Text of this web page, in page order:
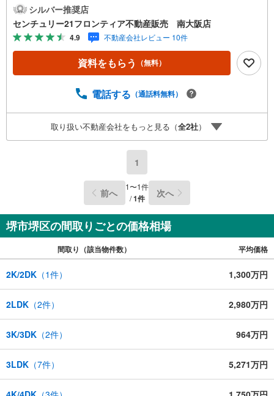
料理ができますね 特徴・コンビニ・スーパー徒歩圏内でお
買い物に便利です・お車駐車可能なスペースがございま
す・南西向き！陽当り良好です 立地・三宝小学校まで徒歩
約10分・月州中学校まで徒歩約11分 弊社が選ばれる理由 1.
お金の扱い方のプロ、ファイナンシャルプランナーが資金
計画をサポート！2.買い替えなどにも対応できる売却専門
低金利になるように審査が可能！4.物件のお引渡し後に必
ーがご提案！5.定期的にご連絡を繋ぎ、有事の際に迅速に
サポートいたします弊社は専門家同士が連携をとっている
ため、より多くの知見がございます。お気軽にお問合せく
シルバー推奨店
センチュリー21フロンティア不動産販売 南大阪店
4.9 不動産会社レビュー 10件
資料をもらう （無料）
電話する （通話料無料）
取り扱い不動産会社をもっと見る（全2社）
1
前へ 1〜1件
/1件 次へ
堺市堺区の間取りごとの価格相場
間取り（該当物件数） 平均価格
2K/2DK （1件） 1,300万円
2LDK （2件） 2,980万円
3K/3DK （2件） 964万円
3LDK （7件） 5,271万円